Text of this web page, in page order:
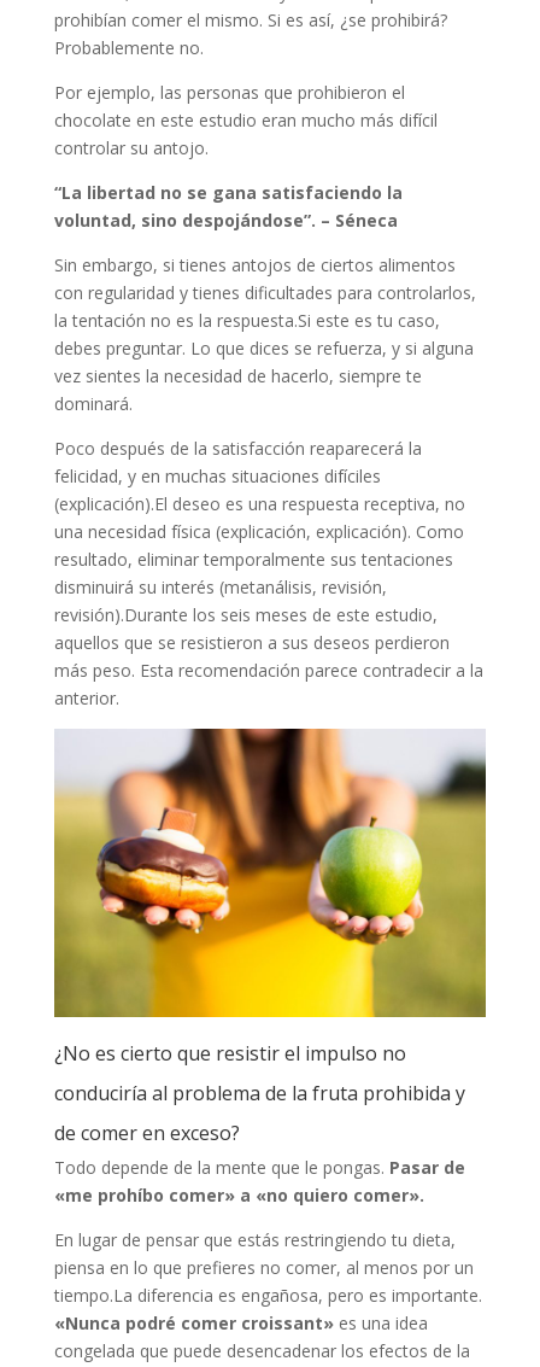
prohibían comer el mismo. Si es así, ¿se prohibirá?
Probablemente no.
Por ejemplo, las personas que prohibieron el
chocolate en este estudio eran mucho más difícil
controlar su antojo.
“La libertad no se gana satisfaciendo la
voluntad, sino despojándose”. – Séneca
Sin embargo, si tienes antojos de ciertos alimentos
con regularidad y tienes dificultades para controlarlos,
la tentación no es la respuesta.Si este es tu caso,
debes preguntar. Lo que dices se refuerza, y si alguna
vez sientes la necesidad de hacerlo, siempre te
dominará.
Poco después de la satisfacción reaparecerá la
felicidad, y en muchas situaciones difíciles
(explicación).El deseo es una respuesta receptiva, no
una necesidad física (explicación, explicación). Como
resultado, eliminar temporalmente sus tentaciones
disminuirá su interés (metanálisis, revisión,
revisión).Durante los seis meses de este estudio,
aquellos que se resistieron a sus deseos perdieron
más peso. Esta recomendación parece contradecir a la
anterior.
¿No es cierto que resistir el impulso no
conduciría al problema de la fruta prohibida y
de comer en exceso?
Todo depende de la mente que le pongas. Pasar de
«me prohíbo comer» a «no quiero comer».
En lugar de pensar que estás restringiendo tu dieta,
piensa en lo que prefieres no comer, al menos por un
tiempo.La diferencia es engañosa, pero es importante.
«Nunca podré comer croissant»es una idea
congelada que puede desencadenar los efectos de la